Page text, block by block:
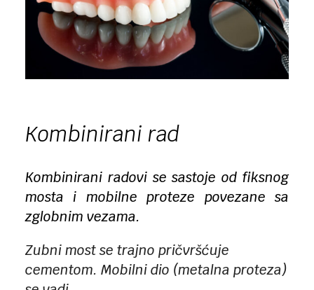
Kombinirani rad
Kombinirani radovi se sastoje od fiksnog
mosta i mobilne proteze povezane sa
zglobnim vezama.
Zubni most se trajno pričvršćuje
cementom. Mobilni dio (metalna proteza)